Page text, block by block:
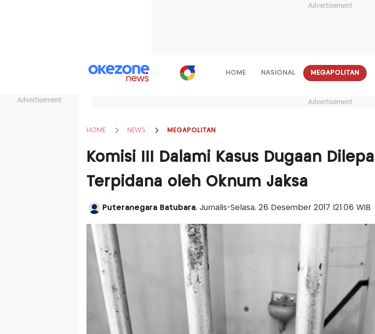
Advertisement
Advertisement
HOME NASIONAL MEGAPOLITAN
Advertisement
HOME NEWS MEGAPOLITAN
Komisi III Dalami Kasus Dugaan
Terpidana oleh Oknum Jaksa
Puteranegara Batubara, Jurnalis-Selasa, 26 Desember 2017 |21:06 WIB